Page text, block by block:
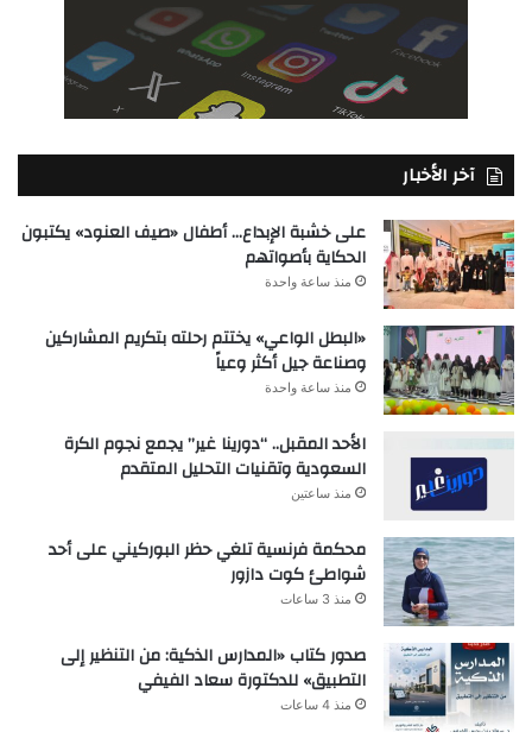
آخر الأخبار
على خشبة الإبداع… أطفال «صيف العنود» يكتبون
الحكاية بأصواتهم
منذ ساعة واحدة
«البطل الواعي» يختتم رحلته بتكريم المشاركين
وصناعة جيل أكثر وعياً
منذ ساعة واحدة
الأحد المقبل.. “دورينا غير” يجمع نجوم الكرة
السعودية وتقنيات التحليل المتقدم
منذ ساعتين
محكمة فرنسية تلغي حظر البوركيني على أحد
شواطئ كوت دازور
منذ 3 ساعات
صدور كتاب «المدارس الذكية: من التنظير إلى
التطبيق» للدكتورة سعاد الفيفي
منذ 4 ساعات